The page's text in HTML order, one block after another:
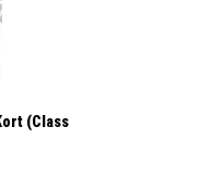
(Class